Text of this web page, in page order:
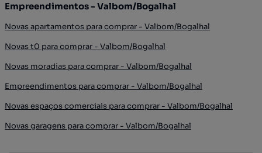
Empreendimentos - Valbom/Bogalhal
Novas apartamentos para comprar - Valbom/Bogalhal
Novas t0 para comprar - Valbom/Bogalhal
Novas moradias para comprar - Valbom/Bogalhal
Empreendimentos para comprar - Valbom/Bogalhal
Novas espaços comerciais para comprar - Valbom/Bogalhal
Novas garagens para comprar - Valbom/Bogalhal